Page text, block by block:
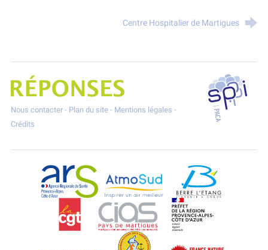
Centre Hospitalier de Martigues
Projet Réponses - Réduire les POllutioNs en Santé Environnement
Nous contacter- Plan du site- Mentions légales -
Crédits
SPPPI
ARS Paca AtmoSud Berre l'Etang
CIAS
Eco-Relais Côte BleueEtang marin